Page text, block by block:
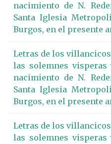
nacimiento de N.
Santa Iglesia
Burgos, en el presente
Letras de los
las solemnes visperas
nacimiento de N.
Santa Iglesia
Burgos, en el presente
Letras de los
las solemnes visperas